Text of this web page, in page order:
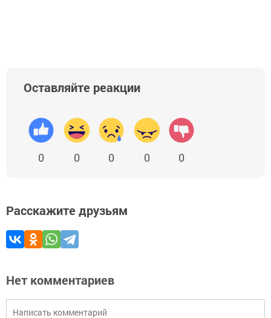
Оставляйте реакции
0 0 0 0 0
Расскажите друзьям
Нет комментариев